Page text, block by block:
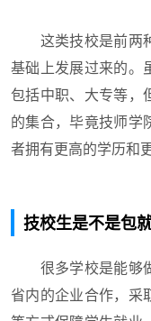
这类技校是前两种
基础上发展过来的。
包括中职、大专等，
的集合，毕竟技师学
者拥有更高的学历和
技校生是不是包
很多学校是能够做
省内的企业合作，采